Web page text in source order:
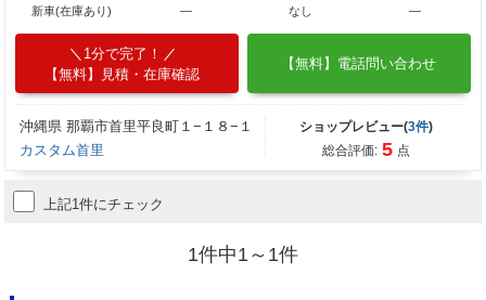
新車(在庫あり)
―
なし
―
1分で完了！
【無料】見積・在庫確認
【無料】電話問い合わせ
沖縄県 那覇市首里平良町１−１８−１
カスタム首里
ショップレビュー(3件)
総合評価: 5 点
上記1件にチェック
1件中1～1件